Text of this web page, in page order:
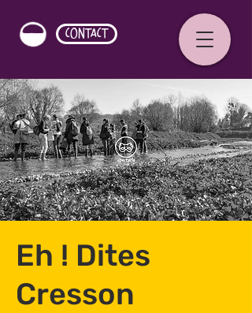
CONTACT
Eh ! Dites
Cresson